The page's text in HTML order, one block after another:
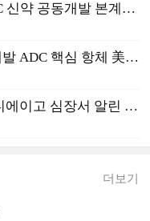
삼성바이오에피스, 인투셀과 ADC 신약 공동개발 본계약 체결
와이바이오로직스, 인투셀 공동개발 ADC 핵심 항체 美 특허 확보
대형사 끌고, 바이오텍 밀고…샌디에이고 심장서 알린 K-바이오[바이오 USA]
더보기